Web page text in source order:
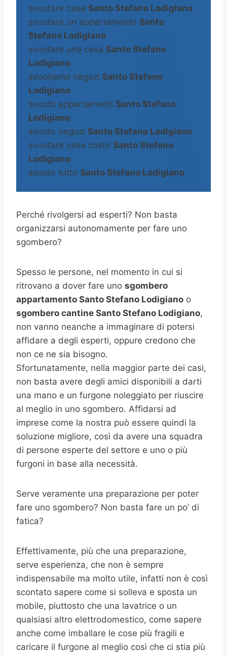
svuotare case Santo Stefano Lodigiano
svuotare un appartamento Santo
Stefano Lodigiano
svuotare una casa Santo Stefano
Lodigiano
svuotiamo negozi Santo Stefano
Lodigiano
svuoto appartamenti Santo Stefano
Lodigiano
svuoto negozi Santo Stefano Lodigiano
svuotare casa costo Santo Stefano
Lodigiano
svuoto tutto Santo Stefano Lodigiano
Perché rivolgersi ad esperti? Non basta
organizzarsi autonomamente per fare uno
sgombero?
Spesso le persone, nel momento in cui si
ritrovano a dover fare uno sgombero
appartamento Santo Stefano Lodigiano o
sgombero cantine Santo Stefano Lodigiano,
non vanno neanche a immaginare di potersi
affidare a degli esperti, oppure credono che
non ce ne sia bisogno.
Sfortunatamente, nella maggior parte dei casi,
non basta avere degli amici disponibili a darti
una mano e un furgone noleggiato per riuscire
al meglio in uno sgombero. Affidarsi ad
imprese come la nostra può essere quindi la
soluzione migliore, così da avere una squadra
di persone esperte del settore e uno o più
furgoni in base alla necessità.
Serve veramente una preparazione per poter
fare uno sgombero? Non basta fare un po’ di
fatica?
Effettivamente, più che una preparazione,
serve esperienza, che non è sempre
indispensabile ma molto utile, infatti non è così
scontato sapere come si solleva e sposta un
mobile, piuttosto che una lavatrice o un
qualsiasi altro elettrodomestico, come sapere
anche come imballare le cose più fragili e
caricare il furgone al meglio così che ci stia più